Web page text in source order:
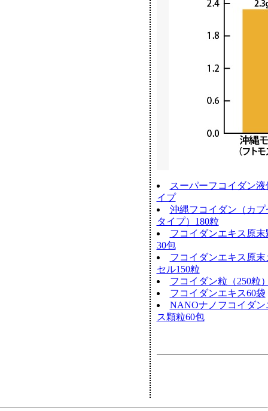
スーパーフコイダン液
イプ
沖縄フコイダン（カプ
タイプ）180粒
フコイダンエキス原末
30包
フコイダンエキス原末
セル150粒
フコイダン粒（250粒
フコイダンエキス60袋
NANOナノフコイダン
ス顆粒60包